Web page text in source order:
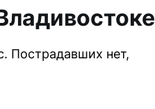
Пострадавших нет,